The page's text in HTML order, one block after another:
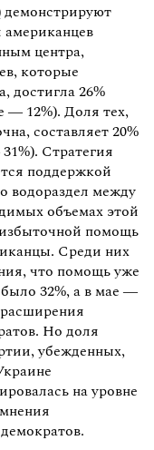
демонстрируют
центра,
которые
достигла 26%
— 12%). Доля тех,
составляет 20%
Стратегия
поддержкой
водораздел между
объемах этой
помощь
Среди них
что помощь уже
32%, а в мае —
Но доля
убежденных,
на уровне